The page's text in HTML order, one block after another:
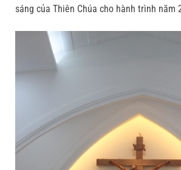
sáng của Thiên Chúa cho hành trình năm